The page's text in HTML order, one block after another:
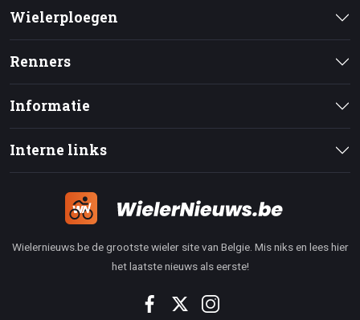
Wielerploegen
Renners
Informatie
Interne links
Wielernieuws.be de grootste wieler site van Belgie. Mis niks en lees hier
het laatste nieuws als eerste!